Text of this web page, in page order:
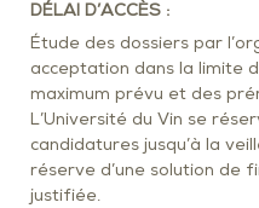
DÉLAI D’ACCÈS :
Étude des dossiers par
acceptation dans la limite
maximum prévu et des
L’Université du Vin se
candidatures jusqu’à la
réserve d’une solution de
justifiée.